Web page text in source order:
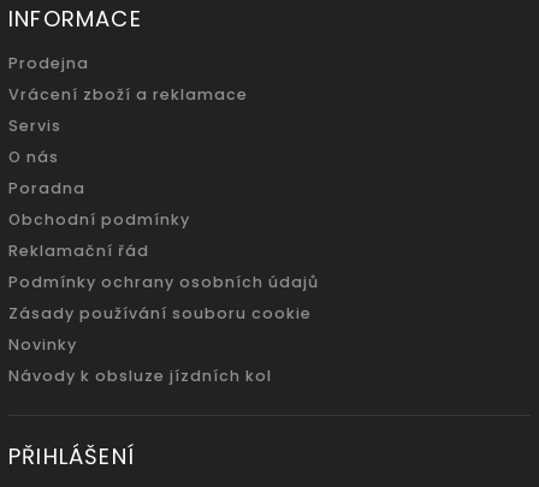
INFORMACE
Prodejna
Vrácení zboží a reklamace
Servis
O nás
Poradna
Obchodní podmínky
Reklamační řád
Podmínky ochrany osobních údajů
Zásady používání souboru cookie
Novinky
Návody k obsluze jízdních kol
PŘIHLÁŠENÍ